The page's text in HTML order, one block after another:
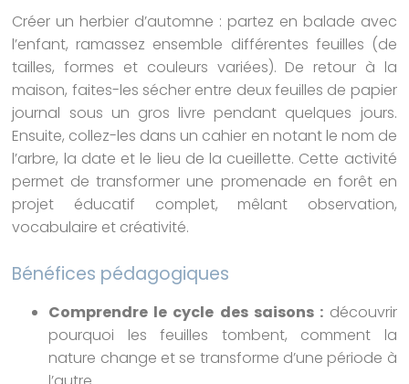
Créer un herbier d’automne : partez en balade avec
l’enfant, ramassez ensemble différentes feuilles (de
tailles, formes et couleurs variées). De retour à la
maison, faites-les sécher entre deux feuilles de papier
journal sous un gros livre pendant quelques jours.
Ensuite, collez-les dans un cahier en notant le nom de
l’arbre, la date et le lieu de la cueillette. Cette activité
permet de transformer une promenade en forêt en
projet éducatif complet, mêlant observation,
vocabulaire et créativité.
Bénéfices pédagogiques
Comprendre le cycle des saisons :découvrir
pourquoi les feuilles tombent, comment la
nature change et se transforme d’une période à